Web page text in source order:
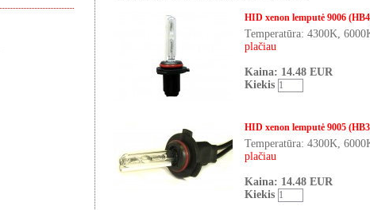
HID xenon lemputė 9006
Temperatūra: 4300K,
plačiau
Kaina: 14.48 EUR
Kiekis
HID xenon lemputė 9005
Temperatūra: 4300K,
plačiau
Kaina: 14.48 EUR
Kiekis